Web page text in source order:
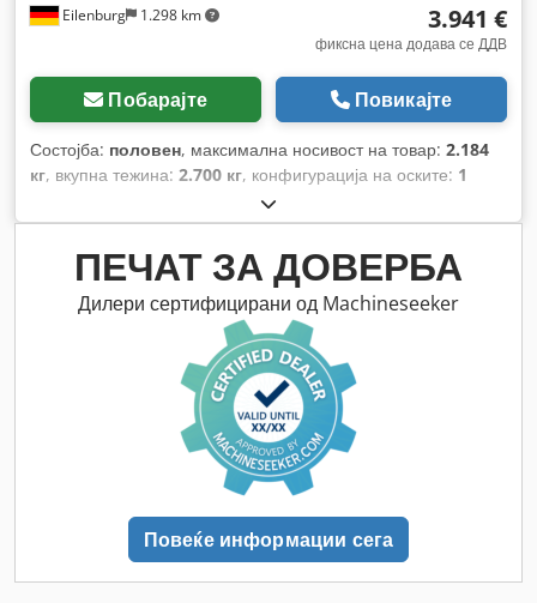
Eilenburg 1.298 km 3.941 €
фиксна цена додава се ДДВ
Побарајте Повикајте
Состојба: половен, максимална носивост на товар: 2.184
кг, вкупна тежина: 2.700 кг, конфигурација на оските: 1
03/2026
простор:3.070 мм, ширина на товарниот простор:1.830
, висина на просторот за товарење:350 мм, вкупна
2.320 мм, вкупна висина:970 мм ,
ПЕЧАТ ЗА ДОВЕРБА
Дилери сертифицирани од Machineseeker
Повеќе информации сега